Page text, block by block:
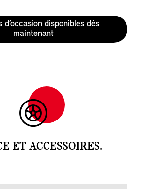
d’occasion disponibles dès
maintenant
ET ACCESSOIRES.